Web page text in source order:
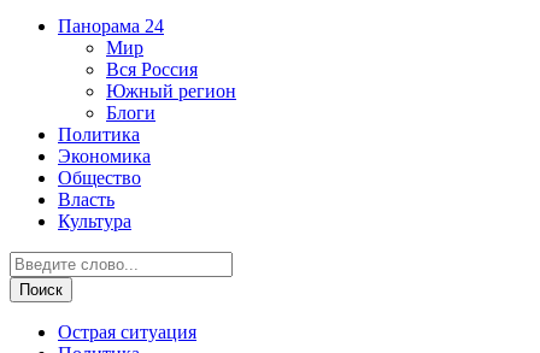
Панорама 24
Мир
Вся Россия
Южный регион
Блоги
Политика
Экономика
Общество
Власть
Культура
Острая ситуация